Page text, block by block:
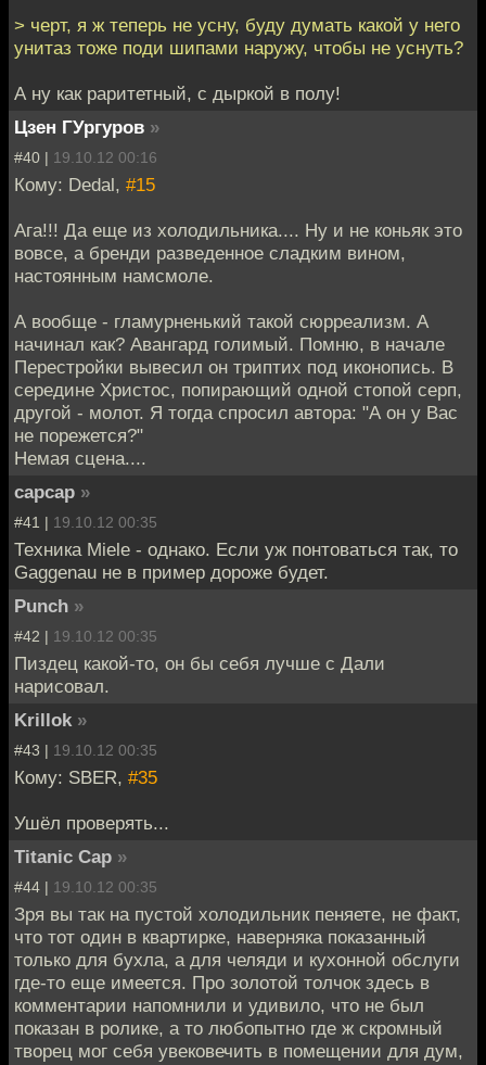
> черт, я ж теперь не усну, буду думать какой у него
унитаз тоже поди шипами наружу, чтобы не уснуть?
А ну как раритетный, с дыркой в полу!
Цзен ГУргуров »
#40 | 19.10.12 00:16
Кому: Dedal, #15
Ага!!! Да еще из холодильника.... Ну и не коньяк это
вовсе, а бренди разведенное сладким вином,
настоянным намсмоле.
А вообще - гламурненький такой сюрреализм. А
начинал как? Авангард голимый. Помню, в начале
Перестройки вывесил он триптих под иконопись. В
середине Христос, попирающий одной стопой серп,
другой - молот. Я тогда спросил автора: "А он у Вас
не порежется?"
Немая сцена....
capcap »
#41 | 19.10.12 00:35
Техника Miele - однако. Если уж понтоваться так, то
Gaggenau не в пример дороже будет.
Punch »
#42 | 19.10.12 00:35
Пиздец какой-то, он бы себя лучше с Дали
нарисовал.
Krillok »
#43 | 19.10.12 00:35
Кому: SBER, #35
Ушёл проверять...
Titanic Cap »
#44 | 19.10.12 00:35
Зря вы так на пустой холодильник пеняете, не факт,
что тот один в квартирке, наверняка показанный
только для бухла, а для челяди и кухонной обслуги
где-то еще имеется. Про золотой толчок здесь в
комментарии напомнили и удивило, что не был
показан в ролике, а то любопытно где ж скромный
творец мог себя увековечить в помещении для дум,